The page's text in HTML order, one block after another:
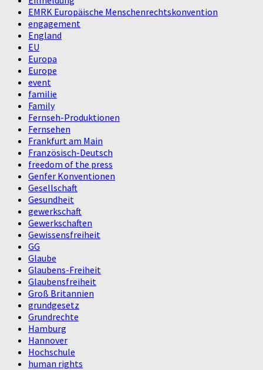
EMRK Europäische Menschenrechtskonvention
engagement
England
EU
Europa
Europe
event
familie
Family
Fernseh-Produktionen
Fernsehen
Frankfurt am Main
Französisch-Deutsch
freedom of the press
Genfer Konventionen
Gesellschaft
Gesundheit
gewerkschaft
Gewerkschaften
Gewissensfreiheit
GG
Glaube
Glaubens-Freiheit
Glaubensfreiheit
Groß Britannien
grundgesetz
Grundrechte
Hamburg
Hannover
Hochschule
human rights